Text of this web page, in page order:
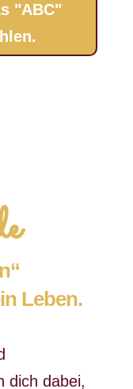
"ABC"
Leben.
dich dabei,